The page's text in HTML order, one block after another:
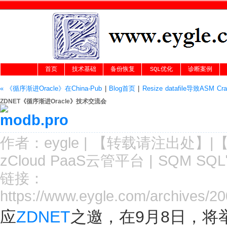
首页 技术基础 备份恢复 SQL优化 诊断案例
« 《循序渐进Oracle》在China-Pub Blog首页| Resize datafile导致ASM
ZDNET《循序渐进Oracle》技术交流会
作者： eygle | 【转载请注出处 】|
zCloud PaaS云管平台 | SQM
链接：
https://www.eygle.com/archives/
应ZDNET之邀，在9月8日，将